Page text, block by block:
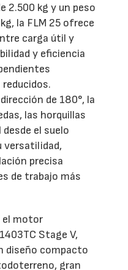
2.500 kg y un peso
la FLM 25 ofrece
carga útil y
y eficiencia
de 180°, la
las horquillas
el suelo
versatilidad,
precisa
de trabajo más
el motor
Stage V,
diseño compacto
gran